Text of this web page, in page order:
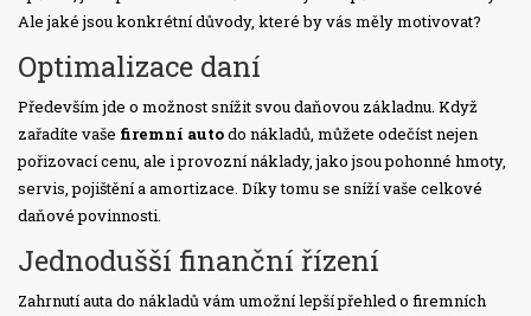
Ale jaké jsou konkrétní důvody, které by vás měly motivovat?
Optimalizace daní
Především jde o možnost snížit svou daňovou základnu. Když
zařadíte vaše firemní autodo nákladů, můžete odečíst nejen
pořizovací cenu, ale i provozní náklady, jako jsou pohonné hmoty,
servis, pojištění a amortizace. Díky tomu se sníží vaše celkové
daňové povinnosti.
Jednodušší finanční řízení
Zahrnutí auta do nákladů vám umožní lepší přehled o firemních